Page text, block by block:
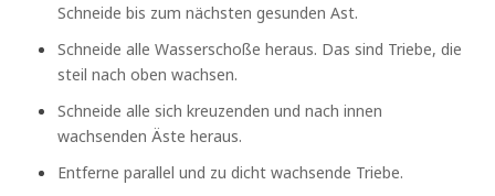
Schneide bis zum nächsten gesunden Ast.
Schneide alle Wasserschoße heraus. Das sind Triebe, die
steil nach oben wachsen.
Schneide alle sich kreuzenden und nach innen
wachsenden Äste heraus.
Entferne parallel und zu dicht wachsende Triebe.